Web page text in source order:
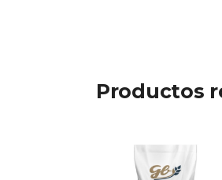
Productos